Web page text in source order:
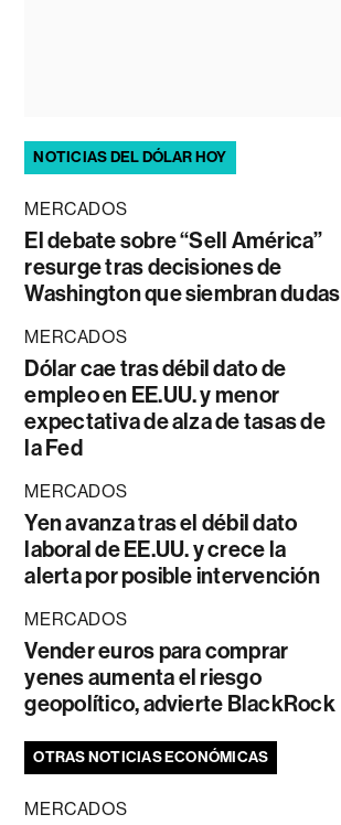
NOTICIAS DEL DÓLAR HOY
MERCADOS
El debate sobre “Sell América”
resurge tras decisiones de
Washington que siembran dudas
MERCADOS
Dólar cae tras débil dato de
empleo en EE.UU. y menor
expectativa de alza de tasas de
la Fed
MERCADOS
Yen avanza tras el débil dato
laboral de EE.UU. y crece la
alerta por posible intervención
MERCADOS
Vender euros para comprar
yenes aumenta el riesgo
geopolítico, advierte BlackRock
OTRAS NOTICIAS ECONÓMICAS
MERCADOS